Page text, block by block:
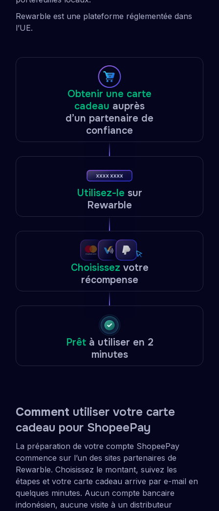
Rewarble est une plateforme réglementée dans
l’UE.
Obtenir une carte
cadeau auprès
d’un partenaire de
confiance
Utilisez-le sur
Rewarble
Choisissez votre
récompense
Prêtà utiliser en 2
minutes
Comment utiliser votre carte
cadeau pour ShopeePay
La préparation de votre compte ShopeePay
commence sur l’un des sites partenaires de
Rewarble. Choisissez le montant, suivez les
étapes et votre carte cadeau arrive par e-mail en
quelques minutes. Aucun compte bancaire
indonésien, aucune visite à un distributeur